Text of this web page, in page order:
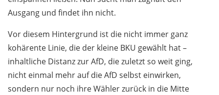
Ausgang und findet ihn nicht.
Vor diesem Hintergrund ist die nicht immer ganz
kohärente Linie, die der kleine BKU gewählt hat –
inhaltliche Distanz zur AfD, die zuletzt so weit ging,
nicht einmal mehr auf die AfD selbst einwirken,
sondern nur noch ihre Wähler zurück in die Mitte